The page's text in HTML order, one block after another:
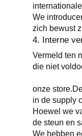
We
zich bewust
4. Interne
Vermeld ten
die niet
onze
in de supply
Hoewel we
de steun en
We hebben